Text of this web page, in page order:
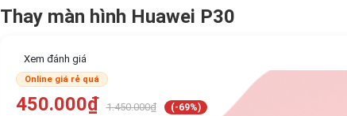
Thay màn hình Huawei P30
Xem đánh giá
Online giá rẻ quá
450.000₫ 1.450.000₫ (-69%)